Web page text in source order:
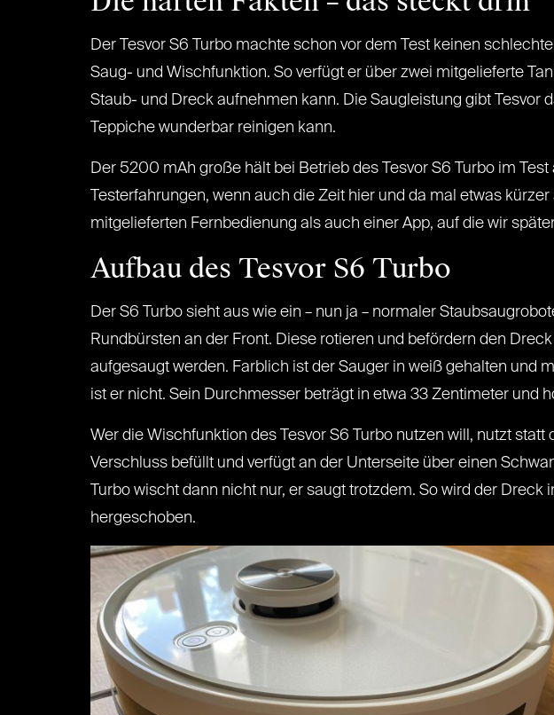
Der Tesvor S6 Turbo machte schon vor dem Test keinen
Saug- und Wischfunktion. So verfügt er über zwei mitgelieferte
Staub- und Dreck aufnehmen kann. Die Saugleistung gibt
Teppiche wunderbar reinigen kann.
Der 5200 mAh große hält bei Betrieb des Tesvor S6 Turbo im
Testerfahrungen, wenn auch die Zeit hier und da mal etwas
mitgelieferten Fernbedienung als auch einer App, auf die wir
Aufbau des Tesvor S6 Turbo
Der S6 Turbo sieht aus wie ein – nun ja – normaler
Rundbürsten an der Front. Diese rotieren und befördern den
aufgesaugt werden. Farblich ist der Sauger in weiß gehalten und
ist er nicht. Sein Durchmesser beträgt in etwa 33 Zentimeter und
Wer die Wischfunktion des Tesvor S6 Turbo nutzen will, nutzt
Verschluss befüllt und verfügt an der Unterseite über einen
Turbo wischt dann nicht nur, er saugt trotzdem. So wird der
hergeschoben.